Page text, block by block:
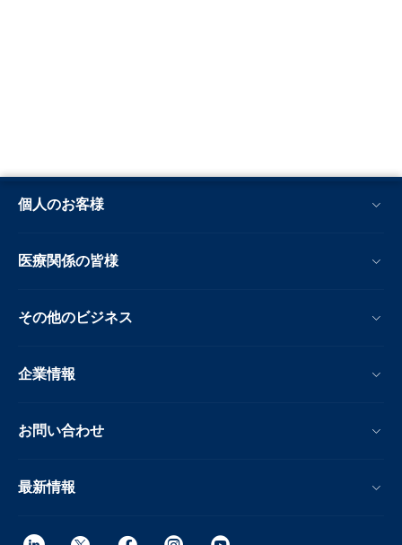
個人のお客様
医療関係の皆様
その他のビジネス
企業情報
お問い合わせ
最新情報